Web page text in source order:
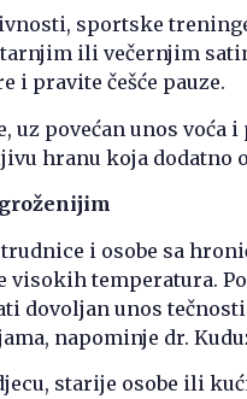
sportske
ili večernjim
i pravite češće pauze.
uz povećan unos voća i
hranu koja dodatno
i osobe sa
visokih temperatura.
dovoljan unos
napominje dr.
starije osobe ili